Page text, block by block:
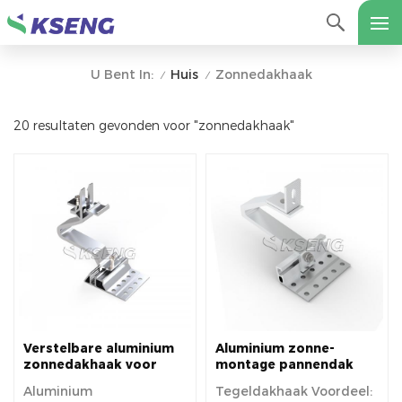
U Bent In: / Huis / Zonnedakhaak
20 resultaten gevonden voor "zonnedakhaak"
Verstelbare aluminium
zonnedakhaak voor
Aluminium
Aluminium zonne-
montage pannendak
Tegeldakhaak Voordeel: